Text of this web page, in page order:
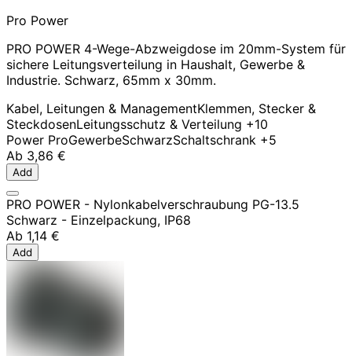
Pro Power
PRO POWER 4-Wege-Abzweigdose im 20mm-System für
sichere Leitungsverteilung in Haushalt, Gewerbe &
Industrie. Schwarz, 65mm x 30mm.
Kabel, Leitungen & ManagementKlemmen, Stecker &
SteckdosenLeitungsschutz & Verteilung +10
Power ProGewerbeSchwarzSchaltschrank +5
Ab 3,86 €
Add
PRO POWER - Nylonkabelverschraubung PG-13.5
Schwarz - Einzelpackung, IP68
Ab 1,14 €
Add